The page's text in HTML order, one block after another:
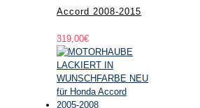
Accord 2008-2015
319,00€